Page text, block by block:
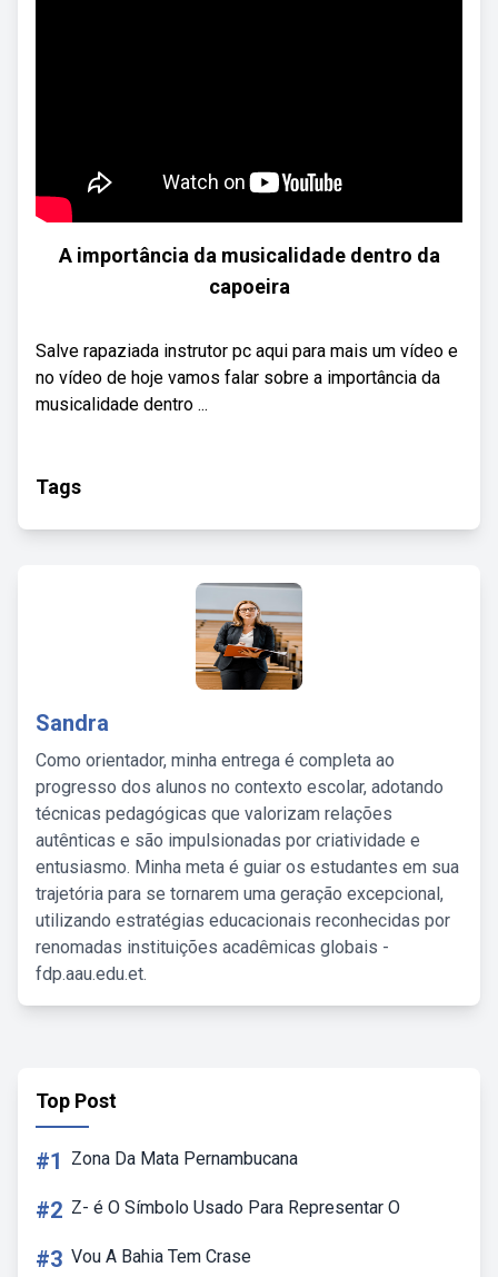
A importância da musicalidade dentro da
capoeira
Salve rapaziada instrutor pc aqui para mais um vídeo e
no vídeo de hoje vamos falar sobre a importância da
musicalidade dentro ...
Tags
Sandra
Como orientador, minha entrega é completa ao
progresso dos alunos no contexto escolar, adotando
técnicas pedagógicas que valorizam relações
autênticas e são impulsionadas por criatividade e
entusiasmo. Minha meta é guiar os estudantes em sua
trajetória para se tornarem uma geração excepcional,
utilizando estratégias educacionais reconhecidas por
renomadas instituições acadêmicas globais -
fdp.aau.edu.et.
Top Post
#1 Zona Da Mata Pernambucana
#2 Z- é O Símbolo Usado Para Representar O
#3 Vou A Bahia Tem Crase